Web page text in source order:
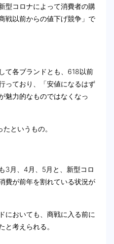
型コロナによって消費者の購
戦以前からの値下げ競争」で
て各ブランドとも、618以前
っており、「安値になるはず
魅力的なものではなくなっ
というもの。
3月、4月、5月と、新型コロ
費が前年を割れている状況が
においても、商戦に入る前に
と考えられる。